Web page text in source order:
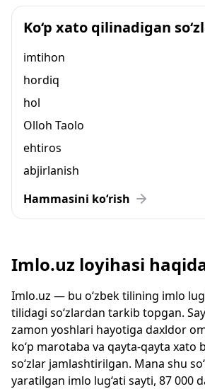
Ko‘p xato qilinadigan
imtihon
hordiq
hol
Olloh Taolo
ehtiros
abjirlanish
Hammasini ko‘rish
Imlo.uz loyihasi
Imlo.uz — bu o‘zbek tilining imlo
tilidagi so‘zlardan tarkib topgan.
zamon yoshlari hayotiga daxldor
ko‘p marotaba va qayta-qayta xato
so‘zlar jamlashtirilgan. Mana shu
yaratilgan imlo lug‘ati sayti, 87 000